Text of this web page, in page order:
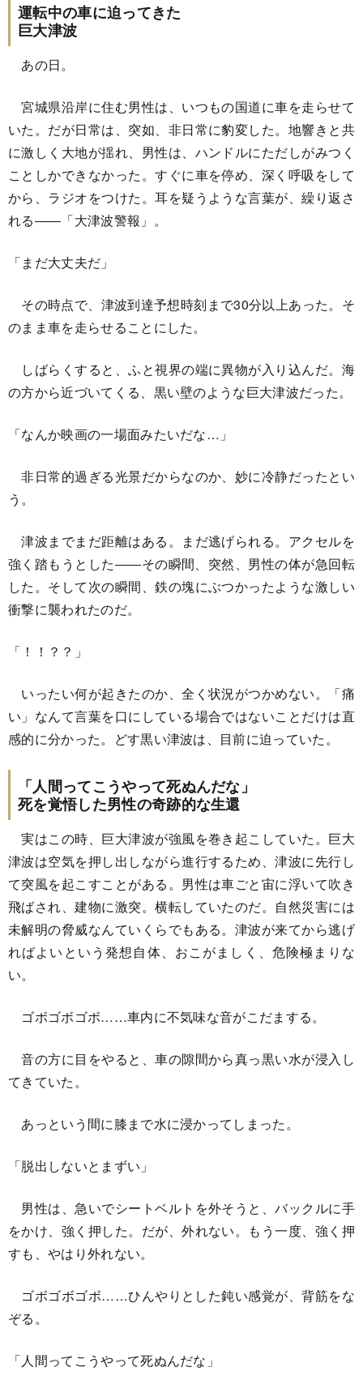
運転中の車に迫ってきた
巨大津波
あの日。
宮城県沿岸に住む男性は、いつもの国道に車を走らせて
いた。だが日常は、突如、非日常に豹変した。地響きと共
に激しく大地が揺れ、男性は、ハンドルにただしがみつく
ことしかできなかった。すぐに車を停め、深く呼吸をして
から、ラジオをつけた。耳を疑うような言葉が、繰り返さ
れる――「大津波警報」。
「まだ大丈夫だ」
その時点で、津波到達予想時刻まで30分以上あった。そ
のまま車を走らせることにした。
しばらくすると、ふと視界の端に異物が入り込んだ。海
の方から近づいてくる、黒い壁のような巨大津波だった。
「なんか映画の一場面みたいだな…」
非日常的過ぎる光景だからなのか、妙に冷静だったとい
う。
津波までまだ距離はある。まだ逃げられる。アクセルを
強く踏もうとした――その瞬間、突然、男性の体が急回転
した。そして次の瞬間、鉄の塊にぶつかったような激しい
衝撃に襲われたのだ。
「！！？？」
いったい何が起きたのか、全く状況がつかめない。「痛
い」なんて言葉を口にしている場合ではないことだけは直
感的に分かった。どす黒い津波は、目前に迫っていた。
「人間ってこうやって死ぬんだな」
死を覚悟した男性の奇跡的な生還
実はこの時、巨大津波が強風を巻き起こしていた。巨大
津波は空気を押し出しながら進行するため、津波に先行し
て突風を起こすことがある。男性は車ごと宙に浮いて吹き
飛ばされ、建物に激突。横転していたのだ。自然災害には
未解明の脅威なんていくらでもある。津波が来てから逃げ
ればよいという発想自体、おこがましく、危険極まりな
い。
ゴボゴボゴボ……車内に不気味な音がこだまする。
音の方に目をやると、車の隙間から真っ黒い水が浸入し
てきていた。
あっという間に膝まで水に浸かってしまった。
「脱出しないとまずい」
男性は、急いでシートベルトを外そうと、バックルに手
をかけ、強く押した。だが、外れない。もう一度、強く押
すも、やはり外れない。
ゴボゴボゴボ……ひんやりとした鈍い感覚が、背筋をな
ぞる。
「人間ってこうやって死ぬんだな」